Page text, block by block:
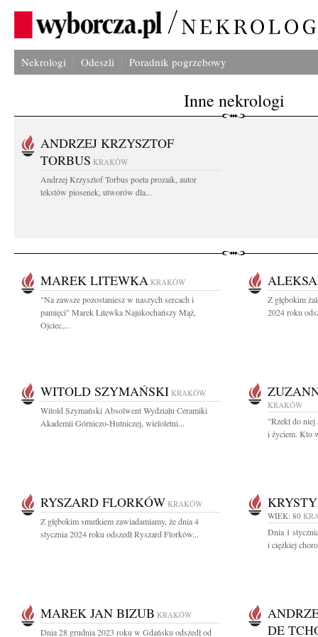
Nekrologi Odeszli Poradnik pogrzebowy
Inne nekrologi
ANDRZEJ KRZYSZTOF
TORBUS KRAKÓW
Andrzej Krzysztof Torbus poeta prozaik, autor
tekstów piosenek, utworów dla...
MAREK LITEWKA KRAKÓW
"Na zawsze pozostaniesz w naszych sercach i
pamięci" Marek Litewka Najukochańszy Mąż,
Ojciec,...
Z głębokim
2024 roku
WITOLD SZYMAŃSKI KRAKÓW
Witold Szymański Absolwent Wydziału Ceramiki
Akademii Górniczo-Hutniczej, wieloletni...
KRAKÓW
"Rzekł do
i życiem. Kto
RYSZARD FLORKÓW KRAKÓW
Z głębokim smutkiem zawiadamiamy, że dnia 4
stycznia 2024 roku odszedł Ryszard Florków...
WIEK: 80
Dnia 1
i ciężkiej
MAREK JAN BIZUB KRAKÓW
Dnia 28 grudnia 2023 roku w Gdańsku odszedł od
DE